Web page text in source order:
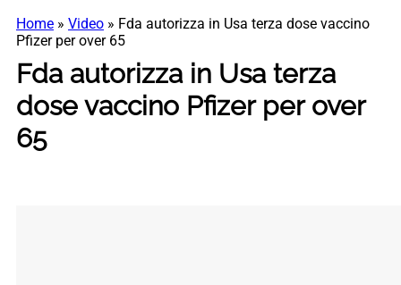
Home » Video » Fda autorizza in Usa terza dose vaccino
Pfizer per over 65
Fda autorizza in Usa terza
dose vaccino Pfizer per over
65